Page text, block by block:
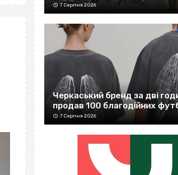
7 Серпня 2026
Черкаський бренд за дві
продав 100 благодійних
7 Серпня 2026